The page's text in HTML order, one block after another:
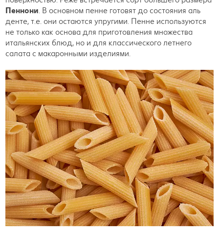
Пеннони. В основном пенне готовят до состояния аль
денте, т.е. они остаются упругими. Пенне используются
не только как основа для приготовления множества
итальянских блюд, но и для классического летнего
салата с макаронными изделиями.